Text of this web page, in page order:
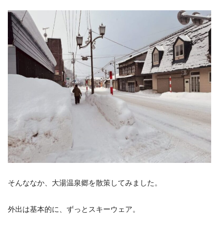
そんななか、大湯温泉郷を散策してみました。
外出は基本的に、ずっとスキーウェア。